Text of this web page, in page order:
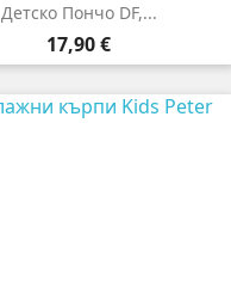
Детско Пончо DF,...
Цена
17,90 €